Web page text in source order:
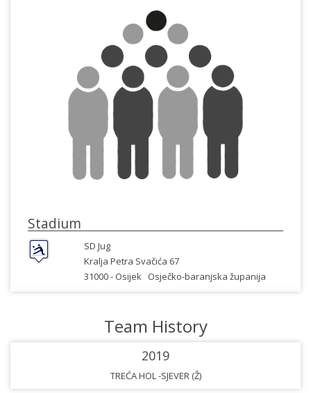
Stadium
SD Jug
Kralja Petra Svačića 67
31000 - Osijek Osječko-baranjska županija
Team History
2019
TREĆA HOL -SJEVER (Ž)